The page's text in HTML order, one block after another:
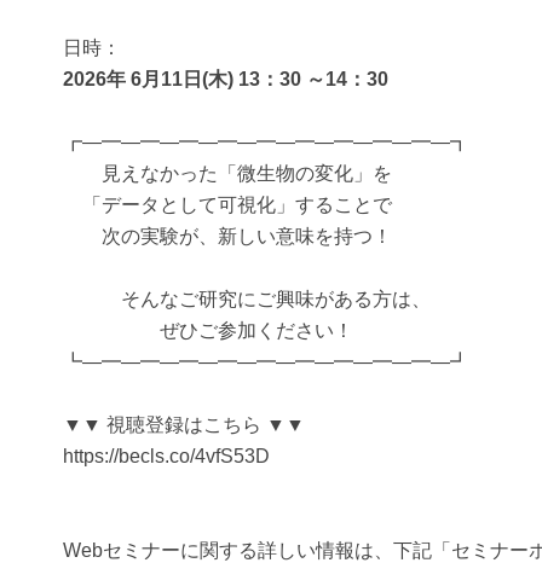
日時：
2026年 6月11日(木) 13：30 ～14：30
┏―━―━―━―━―━―━―━―━―━―┓
見えなかった「微生物の変化」を
「データとして可視化」することで
次の実験が、新しい意味を持つ！
そんなご研究にご興味がある方は、
ぜひご参加ください！
┗―━―━―━―━―━―━―━―━―━―┛
▼▼ 視聴登録はこちら ▼▼
https://becls.co/4vfS53D
Webセミナーに関する詳しい情報は、下記「セミナ